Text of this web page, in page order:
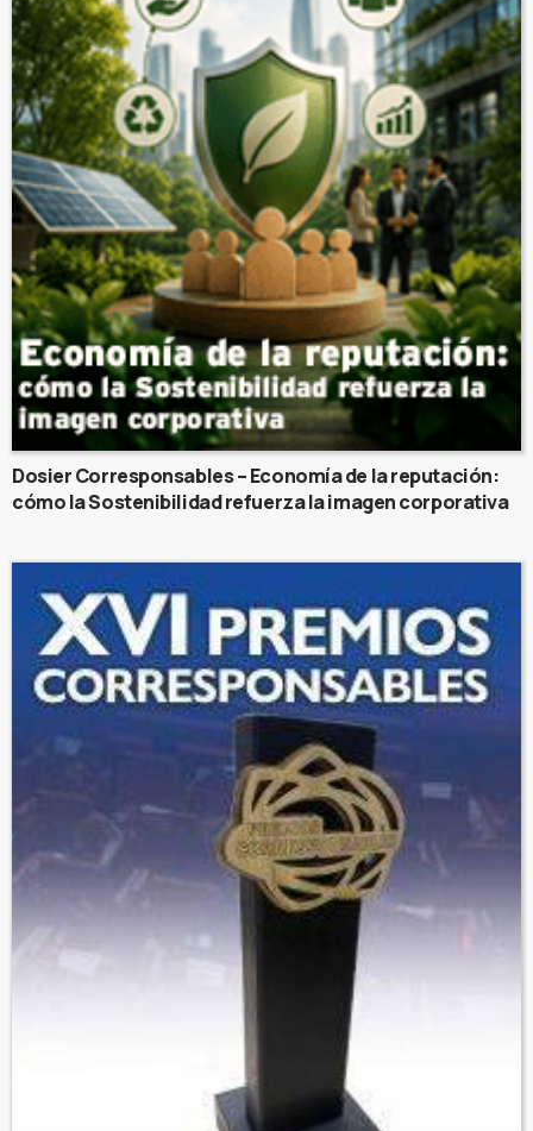
Dosier Corresponsables – Economía de la reputación:
cómo la Sostenibilidad refuerza la imagen corporativa